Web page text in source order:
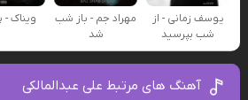
یوسف زمانی - از
شب بپرسید
مهراد جم - باز شب
شد
ویناک -
آهنگ های مرتبط علی عبدالمالکی